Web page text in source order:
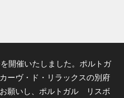
開催いたしました。ポルトガ
ーヴ・ド・リラックスの別府
願いし、ポルトガル リスボ